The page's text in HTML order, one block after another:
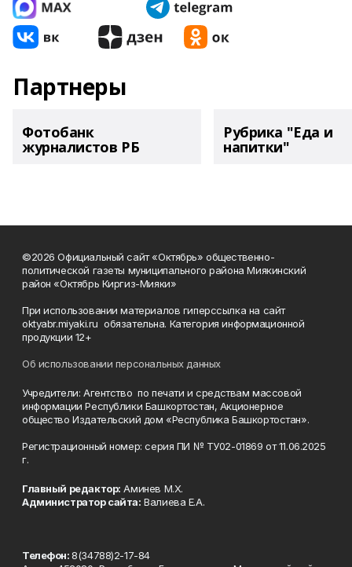
Партнеры
Фотобанк
журналистов РБ
Рубрика "Еда и
напитки"
©2026 Официальный сайт «Октябрь» общественно-
политической газеты муниципального района Миякинский
район «Октябрь Киргиз-Мияки»
При использовании материалов гиперссылка на сайт
oktyabr.miyaki.ru обязательна. Категория информационной
продукции 12+
Об использовании персональных данных
Учредители: Агентство по печати и средствам массовой
информации Республики Башкортостан, Акционерное
общество Издательский дом «Республика Башкортостан».
Регистрационный номер: серия ПИ № ТУ02-01869 от 11.06.2025
г.
Главный редактор: Аминев М.Х.
Администратор сайта: Валиева Е.А.
Телефон:8(34788)2-17-84